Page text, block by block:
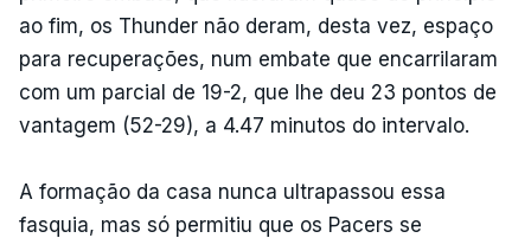
ao fim, os Thunder não deram, desta vez, espaço
para recuperações, num embate que encarrilaram
com um parcial de 19-2, que lhe deu 23 pontos de
vantagem (52-29), a 4.47 minutos do intervalo.
A formação da casa nunca ultrapassou essa
fasquia, mas só permitiu que os Pacers se